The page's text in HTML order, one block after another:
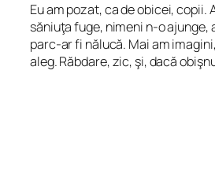
Eu am pozat, ca de obicei, copii.
săniuţa fuge, nimeni n-o ajunge,
parc-ar fi nălucă. Mai am
aleg. Răbdare, zic, şi, dacă